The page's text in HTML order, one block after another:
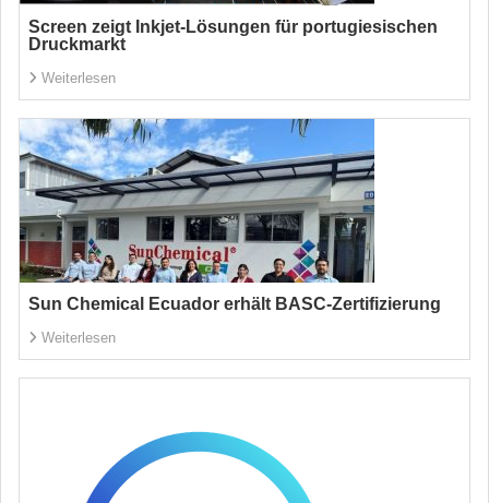
Screen zeigt Inkjet-Lösungen für portugiesischen
Druckmarkt
Weiterlesen
Sun Chemical Ecuador erhält BASC-Zertifizierung
Weiterlesen